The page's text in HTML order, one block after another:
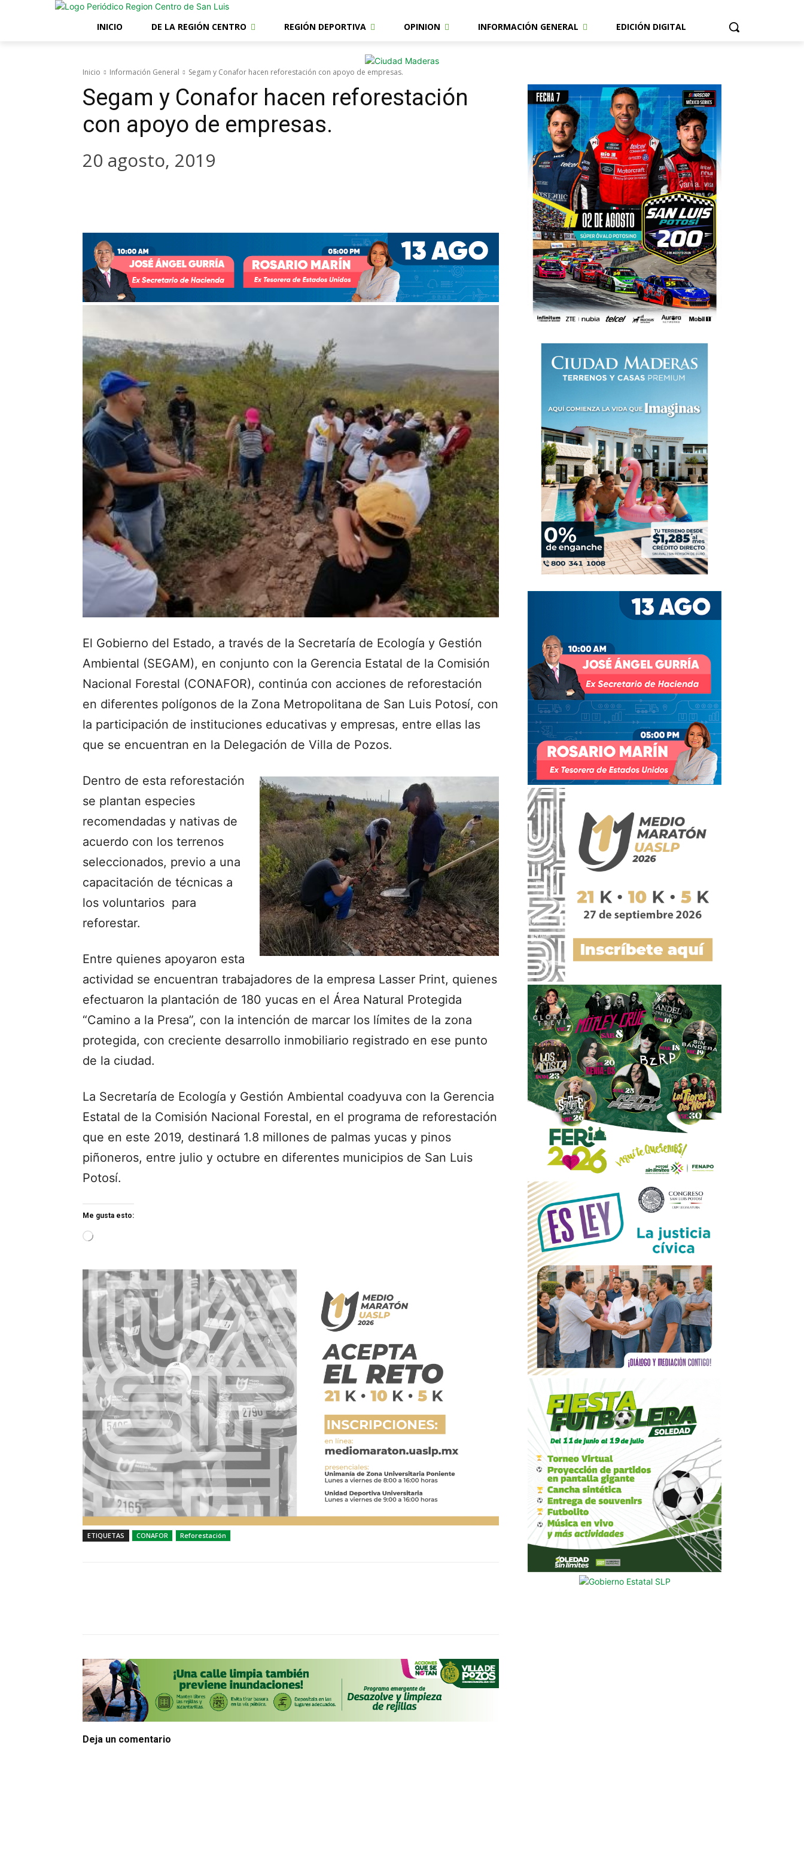
INICIO DE LA REGIÓN CENTRO REGIÓN DEPORTIVA OPINION INFORMACIÓN GENERAL EDICIÓN DIGITAL
Inicio Información General Segam y Conafor hacen reforestación con apoyo de empresas.
Segam y Conafor hacen reforestación
con apoyo de empresas.
20 agosto, 2019
El Gobierno del Estado, a través de la Secretaría de Ecología y Gestión
Ambiental (SEGAM), en conjunto con la Gerencia Estatal de la Comisión
Nacional Forestal (CONAFOR), continúa con acciones de reforestación
en diferentes polígonos de la Zona Metropolitana de San Luis Potosí, con
la participación de instituciones educativas y empresas, entre ellas las
que se encuentran en la Delegación de Villa de Pozos.
Dentro de esta reforestación
se plantan especies
recomendadas y nativas de
acuerdo con los terrenos
seleccionados, previo a una
capacitación de técnicas a
los voluntarios para
reforestar.
Entre quienes apoyaron esta
actividad se encuentran trabajadores de la empresa Lasser Print, quienes
efectuaron la plantación de 180 yucas en el Área Natural Protegida
“Camino a la Presa”, con la intención de marcar los límites de la zona
protegida, con creciente desarrollo inmobiliario registrado en ese punto
de la ciudad.
La Secretaría de Ecología y Gestión Ambiental coadyuva con la Gerencia
Estatal de la Comisión Nacional Forestal, en el programa de reforestación
que en este 2019, destinará 1.8 millones de palmas yucas y pinos
piñoneros, entre julio y octubre en diferentes municipios de San Luis
Potosí.
Me gusta esto:
d
n
ETIQUETAS CONAFOR Reforestación
Deja un comentario